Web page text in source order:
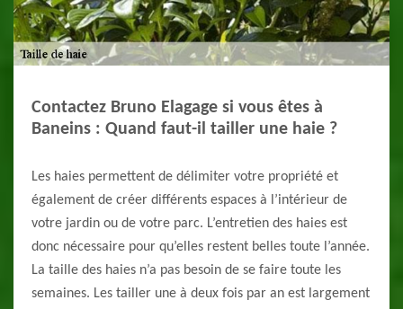
Contactez Bruno Elagage si vous êtes à
Baneins : Quand faut-il tailler une haie ?
Les haies permettent de délimiter votre propriété et
également de créer différents espaces à l’intérieur de
votre jardin ou de votre parc. L’entretien des haies est
donc nécessaire pour qu’elles restent belles toute l’année.
La taille des haies n’a pas besoin de se faire toute les
semaines. Les tailler une à deux fois par an est largement